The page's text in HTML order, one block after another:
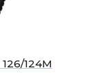
126/124M